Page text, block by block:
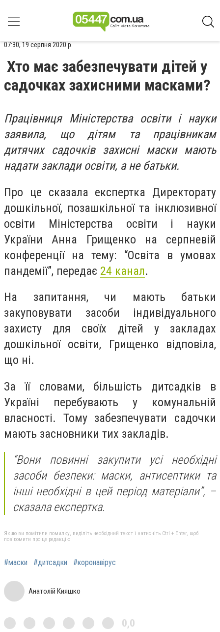
07:30, 19 серпня 2020 р.
Хто має забезпечувати дітей у
садочках захисними масками?
Працівниця Міністерства освіти і науки
заявила, що дітям та працівникам
дитячих садочків захисні маски мають
надати заклади освіти, а не батьки.
Про це сказала експертка Директорату
дошкільної, позашкільної та інклюзивної
освіти Міністерства освіти і науки
України Анна Грищенко на серпневій
конференції на тему: “Освіта в умовах
пандемії”, передає 24 канал.
На запитання, чи мають батьки
закуповувати засоби індивідуального
захисту для своїх дітей у закладах
дошкільної освіти, Грищенко відповіла,
що ні.
За її словами, більшість дитсадків в
Україні перебувають у комунальній
власності. Тому забезпечувати садочки
мають засновники тих закладів.
“Вони повинні закупити усі необхідні
засоби безпеки: маски, антисептики та
інші необхідні в цей період матеріали”, –
сказала експертка.
Якщо ви помітили помилку, виділіть необхідний текст і натисніть Ctrl + Enter, щоб
повідомити про це редакцію
#маски #дитсадки #коронавірус
Анатолій Кияшко
0,0